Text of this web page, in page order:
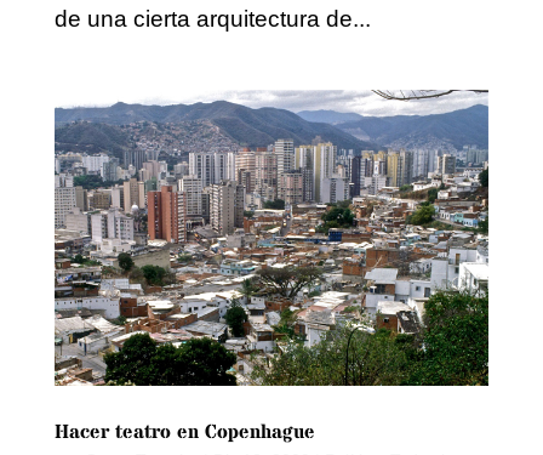
de una cierta arquitectura de...
Hacer teatro en Copenhague